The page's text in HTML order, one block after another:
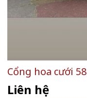
Cổng hoa cưới 58
Liên hệ